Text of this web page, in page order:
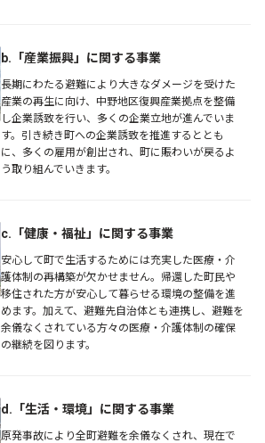
b.「産業振興」に関する事業
長期にわたる避難により大きなダメージを受けた
産業の再生に向け、中野地区復興産業拠点を整備
し企業誘致を行い、多くの企業立地が進んでいま
す。引き続き町への企業誘致を推進するととも
に、多くの雇用が創出され、町に賑わいが戻るよ
う取り組んでいきます。
c.「健康・福祉」に関する事業
安心して町で生活するためには充実した医療・介
護体制の再構築が欠かせません。帰還した町民や
移住された方が安心して暮らせる環境の整備を進
めます。加えて、避難先自治体とも連携し、避難を
余儀なくされている方々の医療・介護体制の確保
の継続を図ります。
d.「生活・環境」に関する事業
原発事故により全町避難を余儀なくされ、現在で